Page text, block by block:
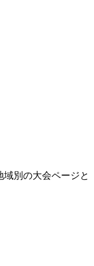
別の大会ページと